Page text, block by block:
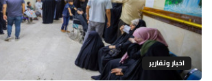
اخبار وتقارير